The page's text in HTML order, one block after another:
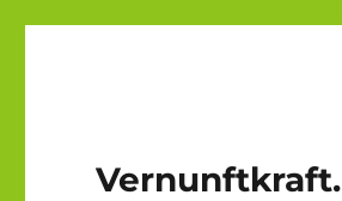
Vernunftkraft.